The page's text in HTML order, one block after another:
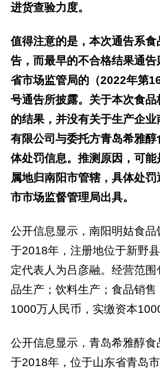
进货查验力度。
值得注意的是，本次通告系
告，而最早的不合格结果通
省市场监管局的（2022年第
号通告所披露。关于本次食
的结果，并没有关于生产企
有限公司与委托方青岛希雅
体处罚信息。推测原因，可
属地归南阳市管辖，具体处罚
市市场监督管理局出具。
公开信息显示，南阳明姑食
于2018年，注册地位于新野
定代表人为吕彦融。经营范
品生产；饮料生产；食品销
1000万人民币，实缴资本
公开信息显示，青岛希雅醇
于2018年，位于山东省青岛